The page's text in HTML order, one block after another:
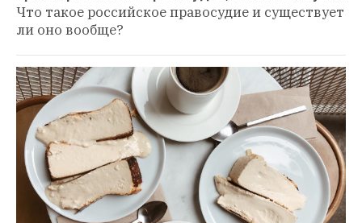
Что такое российское правосудие и существует
ли оно вообще?